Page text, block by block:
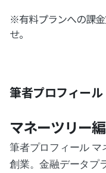
※有料プランへの課
せ。
筆者プロフィール
マネーツリー
筆者プロフィール マ
創業。金融データプ